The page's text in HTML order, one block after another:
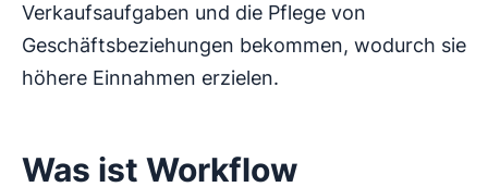
Verkaufsaufgaben und die Pflege von
Geschäftsbeziehungen bekommen, wodurch sie
höhere Einnahmen erzielen.
Was ist Workflow